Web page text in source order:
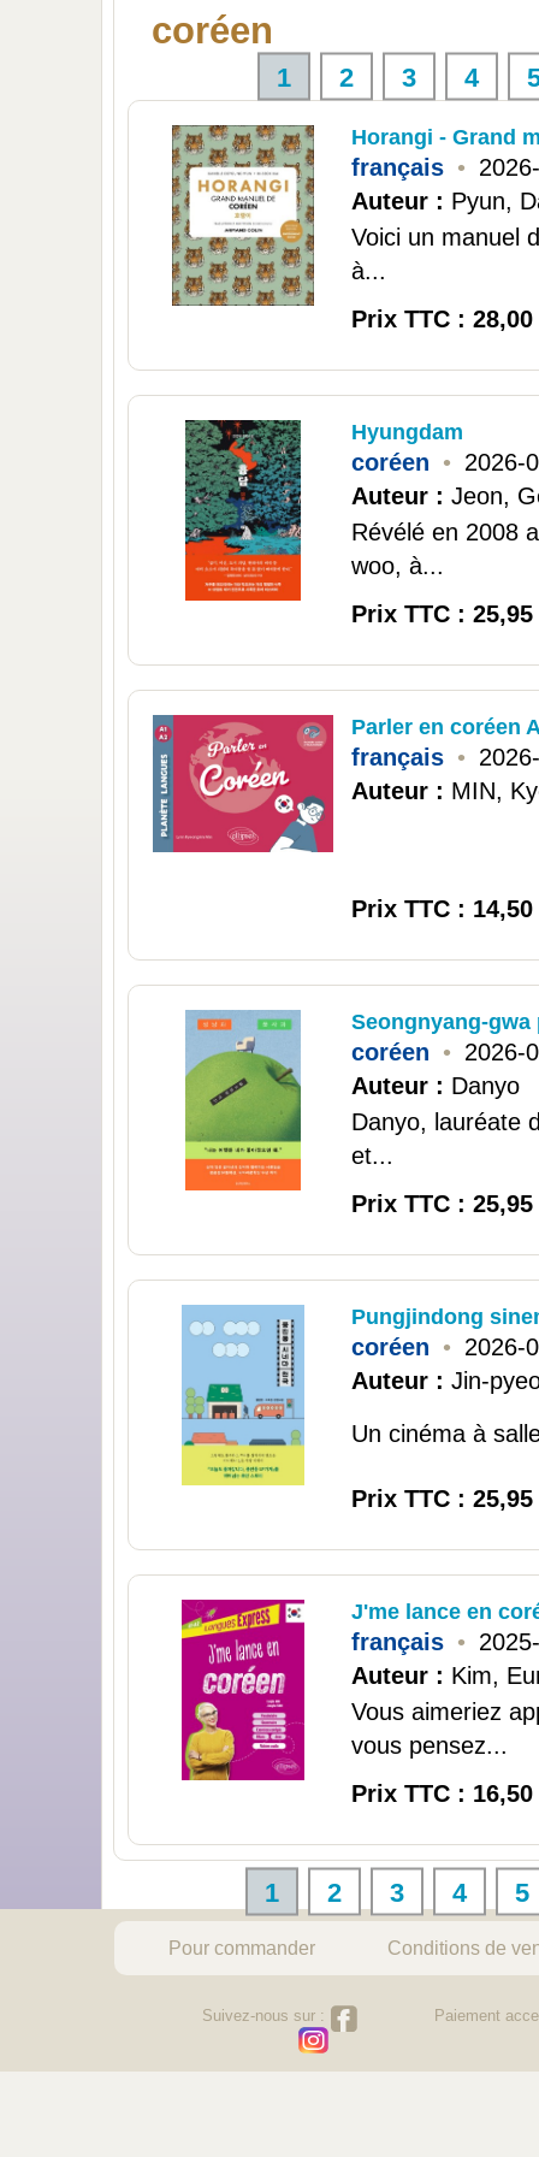
coréen
1 2 3 4
Horangi - Grand
français •
Auteur : Pyun,
Voici un manuel
à...
Prix TTC : 28,00
Hyungdam
coréen • 2026-
Auteur : Jeon,
Révélé en 2008
woo, à...
Prix TTC : 25,95
Parler en coréen
français •
Auteur : MIN,
Prix TTC : 14,50
Seongnyang-gwa
coréen • 2026-
Auteur : Danyo
Danyo, lauréate
et...
Prix TTC : 25,95
Pungjindong
coréen • 2026-
Auteur : Jin-
Un cinéma à
Prix TTC : 25,95
J'me lance en
français •
Auteur : Kim,
Vous aimeriez
vous pensez...
Prix TTC : 16,50
1 2 3 4 5
Pour commander Conditions de
Suivez-nous sur : Paiement